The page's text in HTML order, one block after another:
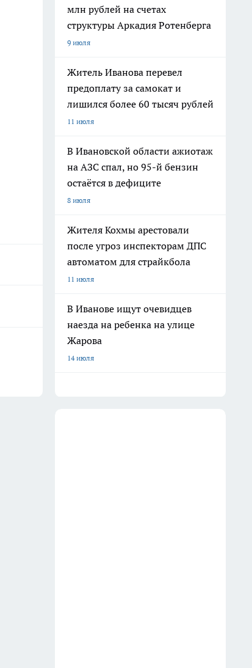
млн рублей на счетах
структуры Аркадия Ротенберга
9 июля
Житель Иванова перевел
предоплату за самокат и
лишился более 60 тысяч рублей
11 июля
В Ивановской области ажиотаж
на АЗС спал, но 95-й бензин
остаётся в дефиците
8 июля
Жителя Кохмы арестовали
после угроз инспекторам ДПС
автоматом для страйкбола
11 июля
В Иванове ищут очевидцев
наезда на ребенка на улице
Жарова
14 июля